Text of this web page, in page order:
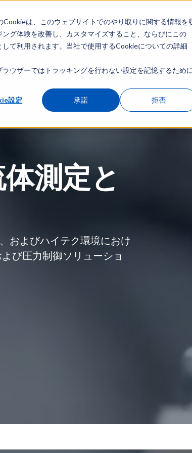
は、このウェブサイトでのやり取りに関する情報を
グ体験を改善し、カスタマイズすること、ならびにこの
て利用されます。当社で使用するCookieについての詳細
ウザーではトラッキングを行わない設定を記憶するため
設定 承諾 拒否
ビスとサポート リソース 正規代理店
測定と
およびハイテク環境におけ
び圧力制御ソリューショ